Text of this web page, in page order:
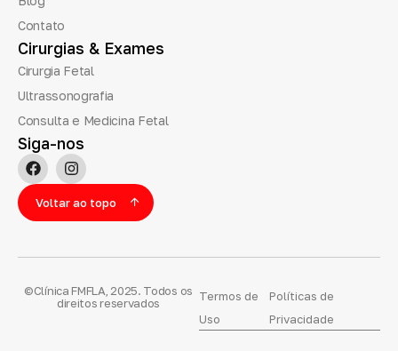
Contato
Cirurgias & Exames
Cirurgia Fetal
Ultrassonografia
Consulta e Medicina Fetal
Siga-nos
Voltar ao topo
©Clínica FMFLA, 2025. Todos os
direitos reservados
Termos de
Uso
Políticas de
Privacidade